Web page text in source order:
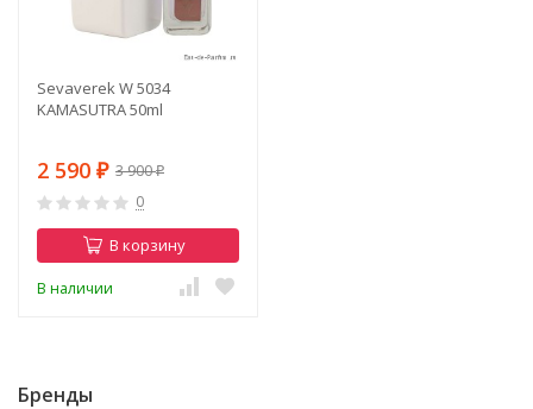
Sevaverek W 5034
KAMASUTRA 50ml
2 590 ₽ 3 900₽
0
В корзину
В наличии
Бренды